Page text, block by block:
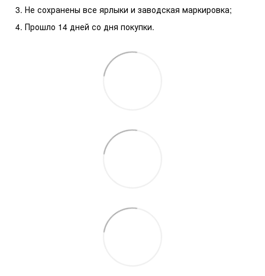
Не сохранены все ярлыки и заводская маркировка;
Прошло 14 дней со дня покупки.